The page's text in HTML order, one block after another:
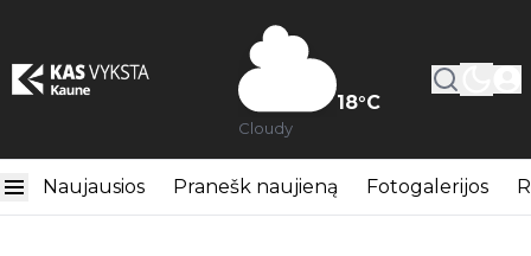
18°C
Cloudy
Naujausios Pranešk naujieną Fotogalerijos